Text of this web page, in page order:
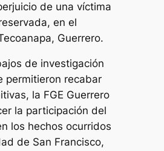
de una víctima
en el
Guerrero.
de investigación
permitieron recabar
la FGE Guerrero
la participación del
los hechos ocurridos
de San Francisco,